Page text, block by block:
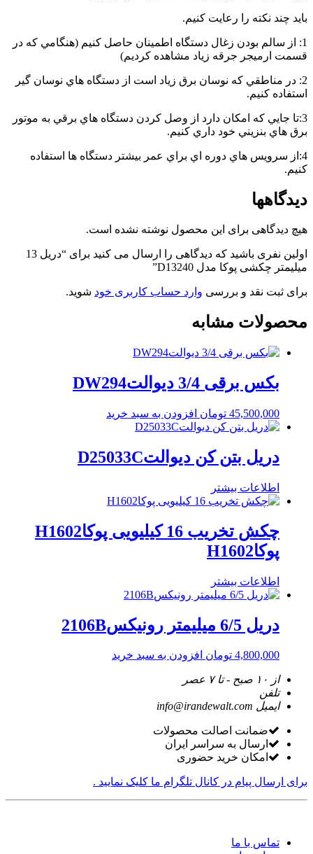
بايد چند نکته را رعايت کنيم.
1: از سالم بودن زغال دستگاه اطمينان حاصل کنيم (هنگامي که در
قسمت ارميجر جرقه زياد مشاهده کرديم)
2: در مناطقي که نوسان برق زياد است از دستگاه هاي نوسان گير
استفاده کنيم.
3:تا جايي که امکان دارد از وصل کردن دستگاه هاي برقي به موتور
برق هاي بنزيني خود داري کنيم.
4:از سرويس هاي دوره اي براي عمر بيشتر دستگاه ها استفاده
کنيم.
دیدگاهها
هیچ دیدگاهی برای این محصول نوشته نشده است.
اولین نفری باشید که دیدگاهی را ارسال می کنید برای “دریل 13
میلیمتر چکشی پوکا مدل D13240”
برای ثبت نقد و بررسی وارد حساب کاربری خود شوید.
محصولات مشابه
بکس برقی 3/4 دیوالتDW294
45,500,000 تومان افزودن به سبد خرید
دریل بتن کن دیوالتD25033C
اطلاعات بیشتر
چکش تخریب 16 کیلیویی پوکاH1602
پوکاH1602
اطلاعات بیشتر
دریل 6/5 میلیمتر رونیکس2106B
4,800,000 تومان افزودن به سبد خرید
از ۱۰ صبح - تا ۷ عصر
تلفن
ایمیل info@irandewalt.com
ضمانت اصالت محصولات
ارسال به سراسر ایران
امکان خرید حضوری
برای ارسال پیام در کانال تلگرام ما کلیک نمایید .
تماس با ما